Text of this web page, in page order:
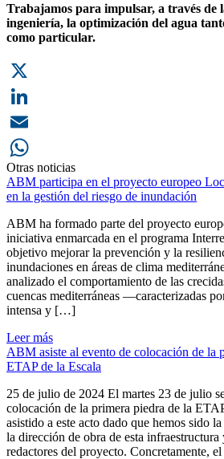
Trabajamos para impulsar, a través de
ingeniería, la optimización del agua
como particular.
X
LinkedIn
Email
WhatsApp
Otras noticias
ABM participa en el proyecto europeo
en la gestión del riesgo de inundación
ABM ha formado parte del proyecto
iniciativa enmarcada en el programa
objetivo mejorar la prevención y la
inundaciones en áreas de clima
analizado el comportamiento de las
cuencas mediterráneas —caracterizadas
intensa y […]
Leer más
ABM asiste al evento de colocación de la
ETAP de la Escala
25 de julio de 2024 El martes 23 de julio
colocación de la primera piedra de la
asistido a este acto dado que hemos sido
la dirección de obra de esta
redactores del proyecto. Concretamente,